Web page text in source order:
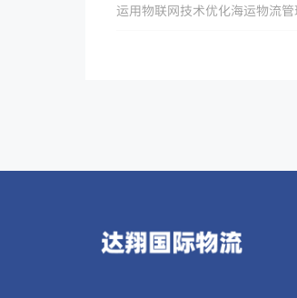
运用物联网技术优化海运物流管